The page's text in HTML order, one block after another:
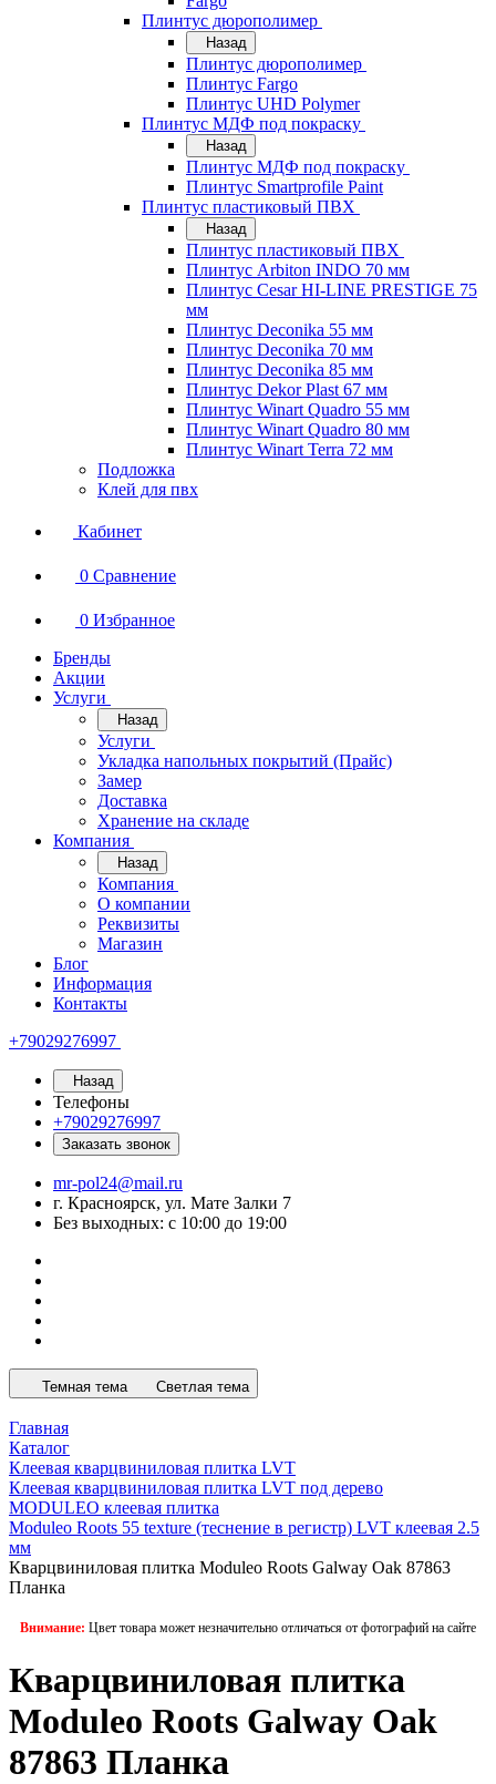
Плинтус дюрополимер
Назад
Плинтус дюрополимер
Плинтус Fargo
Плинтус UHD Polymer
Плинтус МДФ под покраску
Назад
Плинтус МДФ под покраску
Плинтус Smartprofile Paint
Плинтус пластиковый ПВХ
Назад
Плинтус пластиковый ПВХ
Плинтус Arbiton INDO 70 мм
Плинтус Cesar HI-LINE PRESTIGE 75
мм
Плинтус Deconika 55 мм
Плинтус Deconika 70 мм
Плинтус Deconika 85 мм
Плинтус Dekor Plast 67 мм
Плинтус Winart Quadro 55 мм
Плинтус Winart Quadro 80 мм
Плинтус Winart Terra 72 мм
Подложка
Клей для пвх
Кабинет
0 Сравнение
0 Избранное
Бренды
Акции
Услуги
Назад
Услуги
Укладка напольных покрытий (Прайс)
Замер
Доставка
Хранение на складе
Компания
Назад
Компания
О компании
Реквизиты
Магазин
Блог
Информация
Контакты
+79029276997
Назад
Телефоны
+79029276997
Заказать звонок
mr-pol24@mail.ru
г. Красноярск, ул. Мате Залки 7
Без выходных: с 10:00 до 19:00
Темная тема Светлая тема
Главная
Каталог
Клеевая кварцвиниловая плитка LVT
Клеевая кварцвиниловая плитка LVT под дерево
MODULEO клеевая плитка
Moduleo Roots 55 texture (теснение в регистр) LVT клеевая 2.5
мм
Кварцвиниловая плитка Moduleo Roots Galway Oak 87863
Планка
Внимание: Цвет товара может незначительно отличаться от фотографий на сайте
Кварцвиниловая плитка
Moduleo Roots Galway Oak
87863 Планка